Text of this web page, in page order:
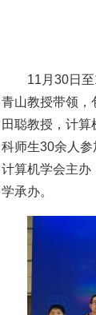
11月30日
青山教授带领，
田聪教授，计
科师生30余人
计算机学会主办
学承办。